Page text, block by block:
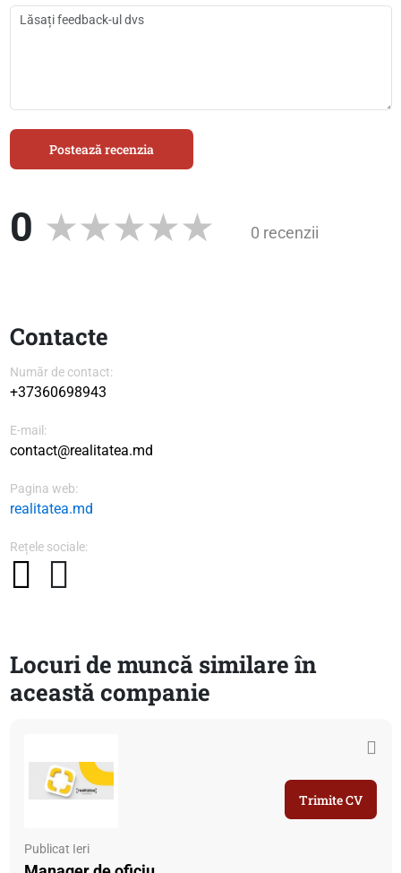
Postează recenzia
0 0 recenzii
Contacte
Număr de contact:
+37360698943
E-mail:
contact@realitatea.md
Pagina web:
realitatea.md
Rețele sociale:
Locuri de muncă similare în
această companie
Publicat Ieri
Trimite CV